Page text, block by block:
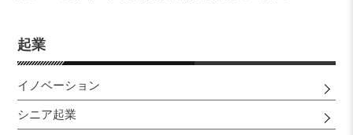
起業
イノベーション
シニア起業